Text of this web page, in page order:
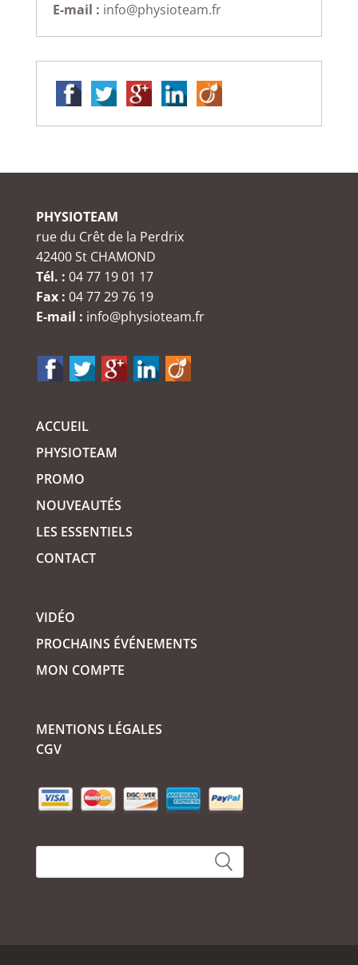
E-mail : info@physioteam.fr
PHYSIOTEAM
rue du Crêt de la Perdrix
42400 St CHAMOND
Tél. : 04 77 19 01 17
Fax : 04 77 29 76 19
E-mail : info@physioteam.fr
ACCUEIL
PHYSIOTEAM
PROMO
NOUVEAUTÉS
LES ESSENTIELS
CONTACT
VIDÉO
PROCHAINS ÉVÉNEMENTS
MON COMPTE
MENTIONS LÉGALES
CGV